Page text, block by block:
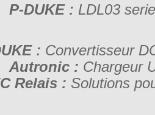
P-DUKE : LDL03
: Convertisseur
Autronic : Chargeur
Relais : Solutions